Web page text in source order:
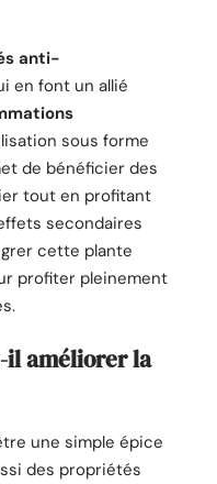
anti-
en font un allié
sous forme
de bénéficier des
tout en profitant
secondaires
cette plante
profiter pleinement
il améliorer la
une simple épice
des propriétés